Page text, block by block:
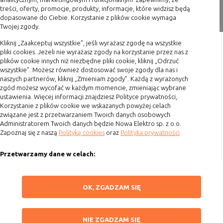
treści, oferty, promocje, produkty, informacje, które widzisz będą
dopasowane do Ciebie. Korzystanie z plików cookie wymaga
Twojej zgody.
Kliknij „Zaakceptuj wszystkie”, jeśli wyrażasz zgodę na wszystkie
pliki cookies. Jeżeli nie wyrażasz zgody na korzystanie przez nas z
plików cookie innych niż niezbędne pliki cookie, kliknij „Odrzuć
wszystkie”. Możesz również dostosować swoje zgody dla nas i
naszych partnerów, kliknij „Zmieniam zgody”. Każdą z wyrażonych
zgód możesz wycofać w każdym momencie, zmieniając wybrane
ustawienia. Więcej informacji znajdziesz Polityce prywatności,.
Korzystanie z plików cookie we wskazanych powyżej celach
związane jest z przetwarzaniem Twoich danych osobowych.
Administratorem Twoich danych będzie Nowa Elektro sp. z o.o.
Zapoznaj się z naszą Polityką cookies oraz Polityka prywatności
Przetwarzamy dane w celach:
treści i reklam oraz ich pomiaru, tworzenia statystyk, poprawy
OK, ZGADZAM SIĘ
NIE ZGADZAM SIĘ
NIE ZGADZAM SIĘ
nie powinna uniemożliwić zupełnego
krzystania z niej,
serwisu, ich zablokowanie spowoduje, że
wybrane funkcje nie będą działać
prawidłowo.
Biznesowe
Umożliwiają realizację modelu
biznesowego w oparciu o który
udostępniona jest witryna, ich
zablokowanie nie spowoduje
niedostępności całości funkcjonalności
serwisu, ale może obniżyć poziom
świadczenia usługi ze względu na brak
witryny przychodów subsydiujących
np. cookies reklamowe.
B. Ze względu na czas przez jaki cookie będzie
Zakupy
Terminy realizacji
Koszty przesyłki
Dostawa
Reklamacje
Zwrot towaru
Kontakt
Szybki kontakt
Godziny otwarcia: Pon.-Pt. 8-16
sklep@elektrozysk.pl
Dołącz do nas